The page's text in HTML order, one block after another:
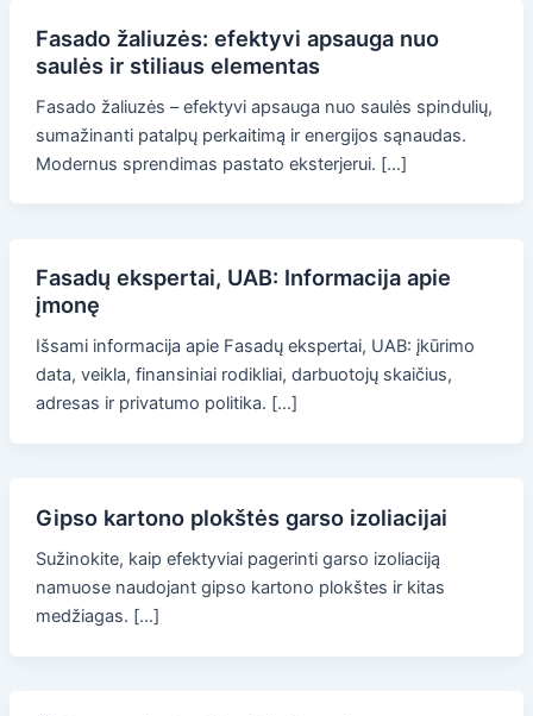
Fasado žaliuzės: efektyvi apsauga nuo
saulės ir stiliaus elementas
Fasado žaliuzės – efektyvi apsauga nuo saulės spindulių,
sumažinanti patalpų perkaitimą ir energijos sąnaudas.
Modernus sprendimas pastato eksterjerui. […]
Fasadų ekspertai, UAB: Informacija apie
įmonę
Išsami informacija apie Fasadų ekspertai, UAB: įkūrimo
data, veikla, finansiniai rodikliai, darbuotojų skaičius,
adresas ir privatumo politika. […]
Gipso kartono plokštės garso izoliacijai
Sužinokite, kaip efektyviai pagerinti garso izoliaciją
namuose naudojant gipso kartono plokštes ir kitas
medžiagas. […]